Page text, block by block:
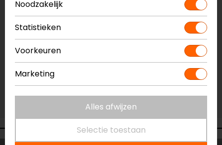
Vestiging Breda
Niet op voorraad
Niet op voorraad
Vestiging Eindhoven
Niet op voorraad
Noodzakelijk
Statistieken
Voorkeuren
Marketing
Alles afwijzen
Selectie toestaan